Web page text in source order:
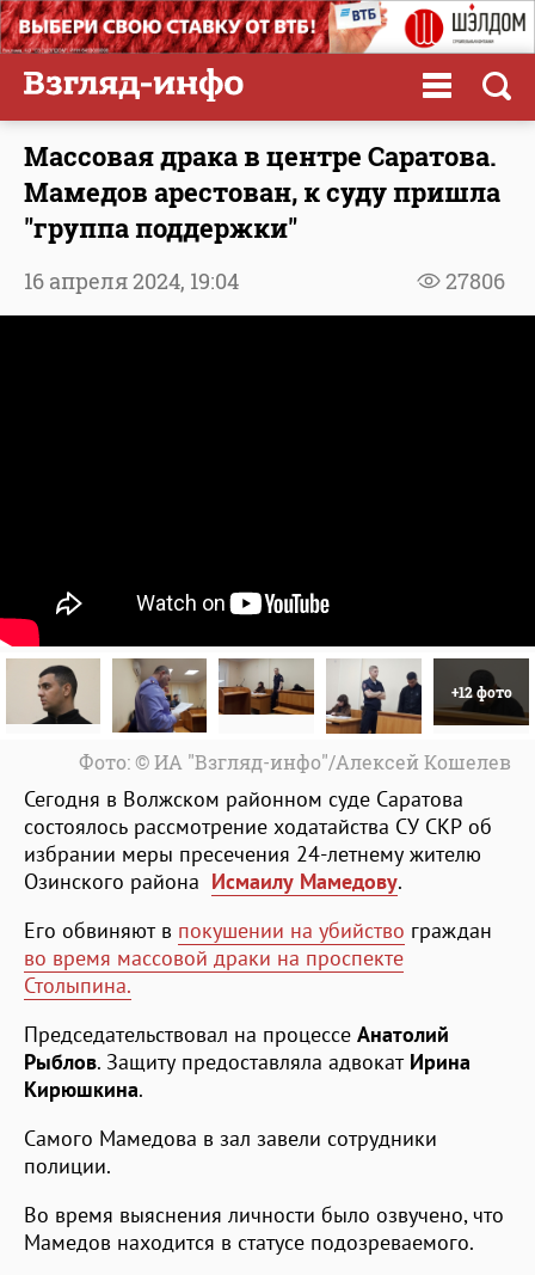
Массовая драка в центре Саратова.
Мамедов арестован, к суду пришла
"группа поддержки"
27806
16 апреля 2024, 19:04
+12 фото
Фото: © ИА "Взгляд-инфо"/Алексей Кошелев
Сегодня в Волжском районном суде Саратова
состоялось рассмотрение ходатайства СУ СКР об
избрании меры пресечения 24-летнему жителю
Озинского района Исмаилу Мамедову.
Его обвиняют в покушении на убийство граждан
во время массовой драки на проспекте
Столыпина.
Председательствовал на процессе Анатолий
Рыблов. Защиту предоставляла адвокат Ирина
Кирюшкина.
Самого Мамедова в зал завели сотрудники
полиции.
Во время выяснения личности было озвучено, что
Мамедов находится в статусе подозреваемого.